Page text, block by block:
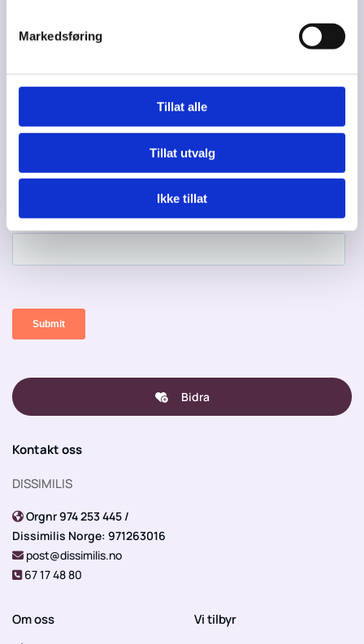
Markedsføring
Tillat alle
Tillat utvalg
Ikke tillat
Bidra
Kontakt oss
DISSIMILIS
 Orgnr 974 253 445 /
Dissimilis Norge: 971263016
 post@dissimilis.no
 67 17 48 80
Om oss Vi tilbyr